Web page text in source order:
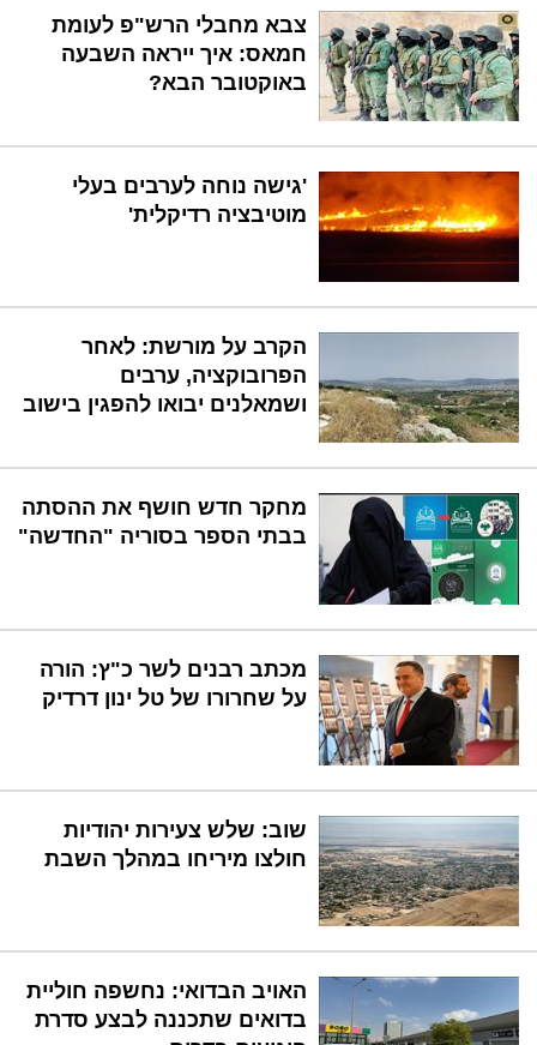
צבא מחבלי הרש"פ לעומת
חמאס: איך ייראה השבעה
באוקטובר הבא?
'גישה נוחה לערבים בעלי
מוטיבציה רדיקלית'
הקרב על מורשת: לאחר
הפרובוקציה, ערבים
ושמאלנים יבואו להפגין בישוב
מחקר חדש חושף את ההסתה
בבתי הספר בסוריה "החדשה"
מכתב רבנים לשר כ"ץ: הורה
על שחרורו של טל ינון דרדיק
שוב: שלש צעירות יהודיות
חולצו מיריחו במהלך השבת
האויב הבדואי: נחשפה חוליית
בדואים שתכננה לבצע סדרת